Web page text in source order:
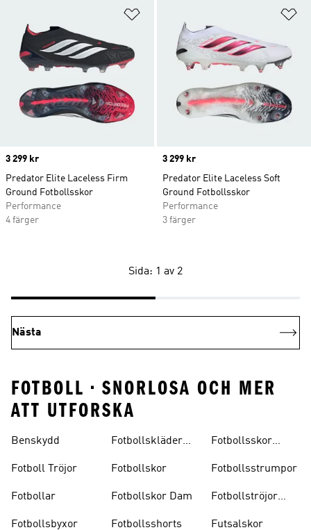
Price
3 299 kr
Predator Elite Laceless Firm
Ground Fotbollsskor
Performance
4 färger
Price
3 299 kr
Predator Elite Laceless Soft
Ground Fotbollsskor
Performance
3 färger
Sida: 1 av 2
Nästa
FOTBOLL • SNORLOSA OCH MER
ATT UTFORSKA
Benskydd
Fotboll Tröjor
Fotbollar
Fotbollsbyxor
Fotbollskläder
Fotbollskor
Fotbollskor Dam
Fotbollsshorts
Fotbollsskor
Fotbollsstrumpor
Fotbollströjor
Futsalskor